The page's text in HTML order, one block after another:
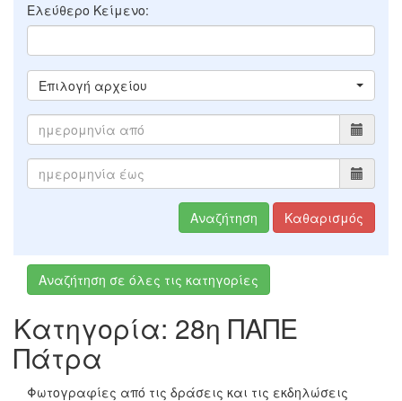
Ελεύθερο Κείμενο:
Επιλογή αρχείου
Αναζήτηση Καθαρισμός
Αναζήτηση σε όλες τις κατηγορίες
Κατηγορία: 28η ΠΑΠΕ
Πάτρα
Φωτογραφίες από τις δράσεις και τις εκδηλώσεις